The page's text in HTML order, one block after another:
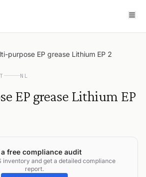
purpose EP grease Lithium EP 2
NL
EP grease Lithium EP
a free compliance audit
inventory and get a detailed compliance
report.